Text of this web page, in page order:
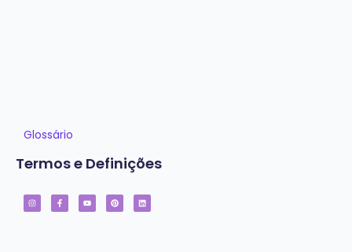
Glossário
Termos e Definições